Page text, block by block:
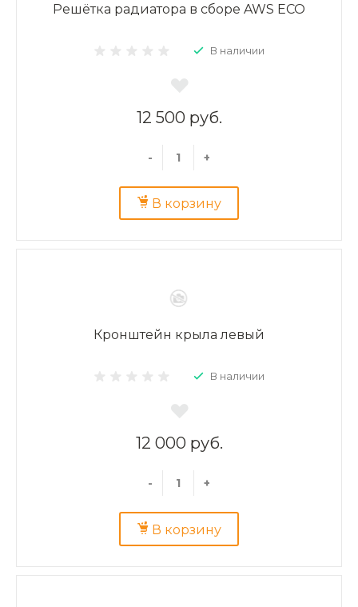
Решётка радиатора в сборе AWS ECO
В наличии
12 500 руб.
- +
В корзину
Кронштейн крыла левый
В наличии
12 000 руб.
- +
В корзину